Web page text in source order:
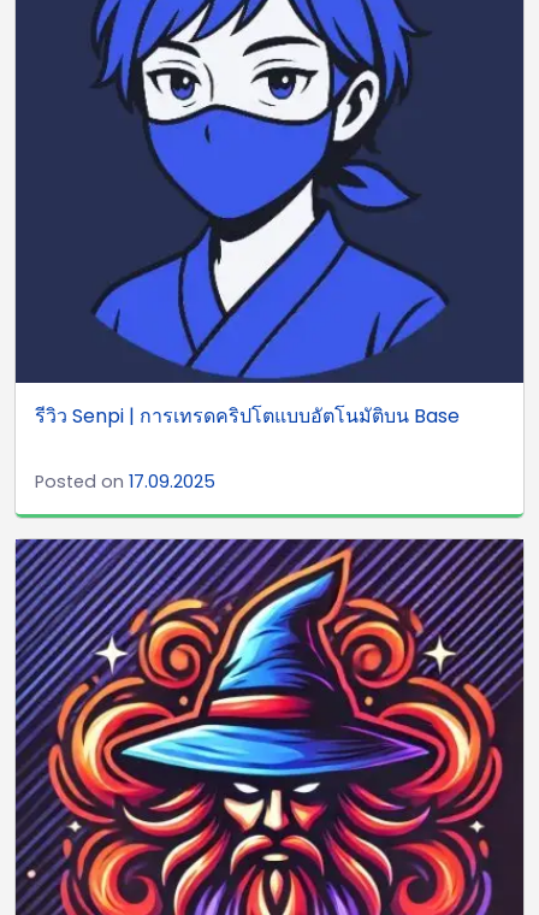
รีวิว Senpi | การเทรดคริปโตแบบอัตโนมัติบน Base
Posted on 17.09.2025